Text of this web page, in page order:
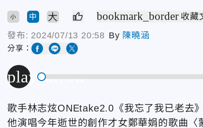
小 中 大 bookmark_border 收藏
發布: 2024/07/13 20:58 By 陳曉涵
分享：
play_arrow
歌手林志炫ONEtake2.0《我忘了我已老去
他演唱今年逝世的創作才女鄭華娟的歌曲〈